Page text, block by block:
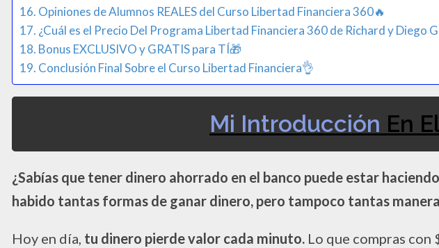
Opiniones de Alumnos REALES del Curso Libertad Financiera 360🔥
¿Cuál es el Precio Del Programa Libertad Financiera 360 de Richard y Diego
Bonus EXCLUSIVO y GRATIS para TÍ🎁
Conclusión Final Sobre el Curso Libertad Financiera👌
Mi Introducción En
¿Sabías que tener dinero ahorrado en el banco puede estar
habido tantas formas de ganar dinero, pero tampoco tantas
Hoy en día, tu dinero pierde valor cada minuto. Lo que compras con